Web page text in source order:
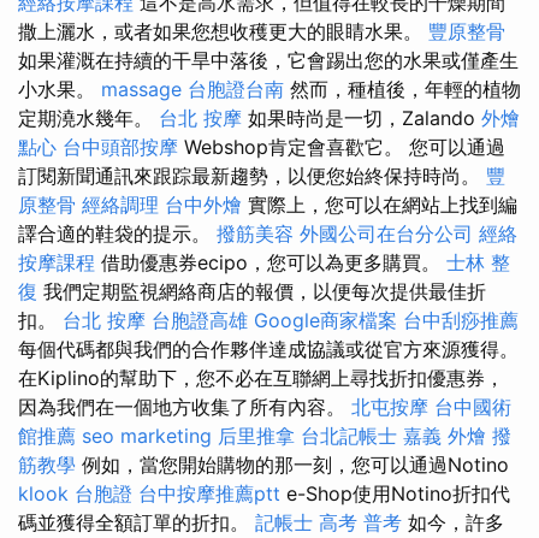
撒上灑水，或者如果您想收穫更大的眼睛水果。 豐原整骨
如果灌溉在持續的干旱中落後，它會踢出您的水果或僅產生
小水果。 massage 台胞證台南 然而，種植後，年輕的植物
定期澆水幾年。 台北 按摩 如果時尚是一切，Zalando 外燴
點心 台中頭部按摩 Webshop肯定會喜歡它。 您可以通過
訂閱新聞通訊來跟踪最新趨勢，以便您始終保持時尚。 豐
原整骨 經絡調理 台中外燴 實際上，您可以在網站上找到編
譯合適的鞋袋的提示。 撥筋美容 外國公司在台分公司 經絡
按摩課程 借助優惠券ecipo，您可以為更多購買。 士林 整
復 我們定期監視網絡商店的報價，以便每次提供最佳折
扣。 台北 按摩 台胞證高雄 Google商家檔案 台中刮痧推薦
每個代碼都與我們的合作夥伴達成協議或從官方來源獲得。
在Kiplino的幫助下，您不必在互聯網上尋找折扣優惠券，
因為我們在一個地方收集了所有內容。 北屯按摩 台中國術
館推薦 seo marketing 后里推拿 台北記帳士 嘉義 外燴 撥
筋教學 例如，當您開始購物的那一刻，您可以通過Notino
klook 台胞證 台中按摩推薦ptt e-Shop使用Notino折扣代
碼並獲得全額訂單的折扣。 記帳士 高考 普考 如今，許多